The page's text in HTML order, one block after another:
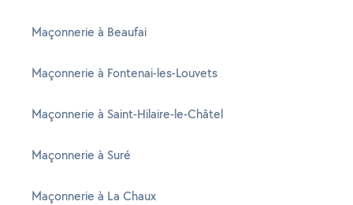
Maçonnerie à Beaufai
Maçonnerie à Fontenai-les-Louvets
Maçonnerie à Saint-Hilaire-le-Châtel
Maçonnerie à Suré
Maçonnerie à La Chaux